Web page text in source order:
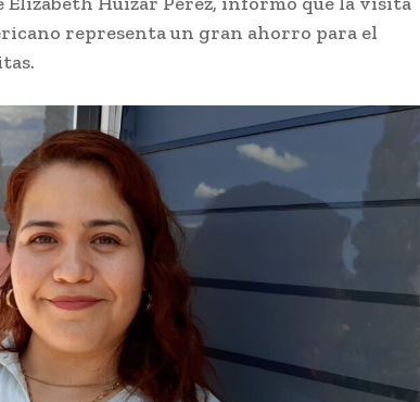
representa un gran ahorro para el